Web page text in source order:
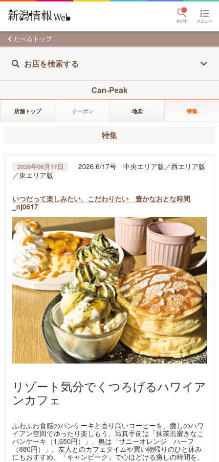
さがす メニュー
たべるトップ
お店を検索する
Can-Peak
店舗トップ クーポン 地図 特集
特集
2026年06月17日
2026.6/17号 中央エリア版／西エリア版
／東エリア版
いつだって楽しみたい、こだわりたい 豊かなおとな時間
_nj0617
リゾート気分でくつろげるハワイア
ンカフェ
ふわふわ食感のパンケーキと香り高いコーヒーを、癒しのハワ
イアン空間でゆったり楽しもう。写真手前は「抹茶黒蜜きなこ
パンケーキ（1,650円）」、奥は「サニーオレンジ ハーフ
（880円）」。友人とのカフェタイムや買い物帰りのひと休み
にもおすすめ。「キャンピーク」で心ほどける癒しの時間を。